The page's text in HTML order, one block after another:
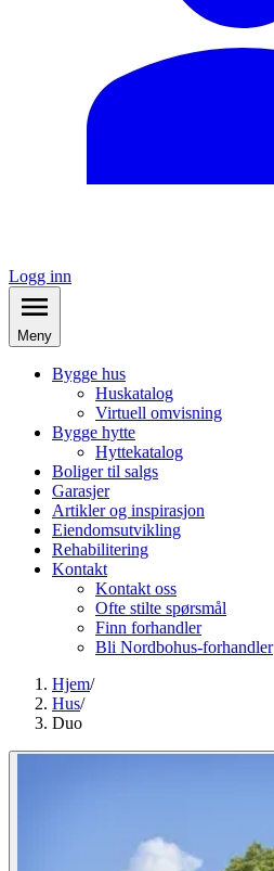
Logg inn
Meny
Bygge hus
Huskatalog
Virtuell omvisning
Bygge hytte
Hyttekatalog
Boliger til salgs
Garasjer
Artikler og inspirasjon
Eiendomsutvikling
Rehabilitering
Kontakt
Kontakt oss
Ofte stilte spørsmål
Finn forhandler
Bli Nordbohus-forhandler
Hjem/
Hus/
Duo